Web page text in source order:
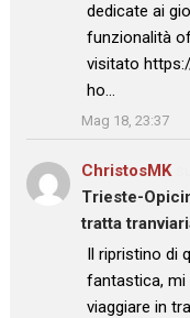
dedicate ai
funzionalità
visitato
ho…
”
Mag 18, 23:37
ChristosMKsu
Trieste-
tratta
: “
Il ripristino di
fantastica, mi
viaggiare in